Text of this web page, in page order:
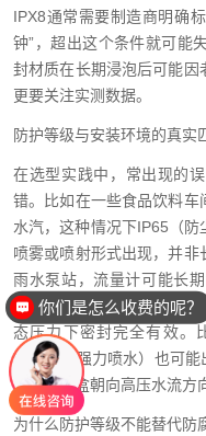
IPX8通常需要制造商明确
钟”，超出这个条件就可能
封材质在长期浸泡后可能因
更要关注实测数据。
防护等级与安装环境的真实
在选型实践中，常出现的
错。比如在一些食品饮料车
水汽，这种情况下IP65（
喷雾或喷射形式出现，并
雨水泵站，流量计可能长
外，还须注意一个隐藏陷阱
态压力下密封完全有效。
IPX6（防强力喷水）也可
免将接线盒朝向高压水流方
为什么防护等级不能替代防
你们是怎么收费的呢？